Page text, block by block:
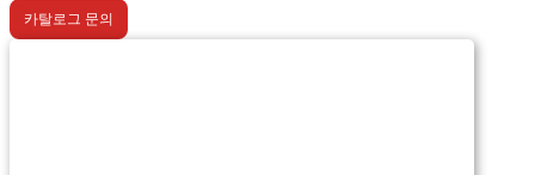
카탈로그 문의